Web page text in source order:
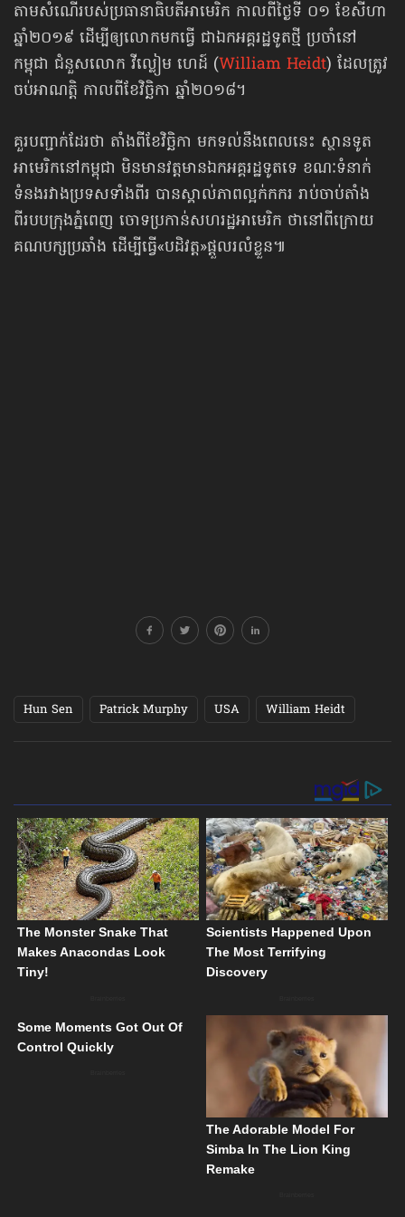
តាម​សំណើ​របស់ប្រធានាធិបតីអាមេរិក ​កាល​ពី​ថ្ងៃទី ​០១ ​ខែសីហា
​ឆ្នាំ២០១៩​ ដើម្បី​ឲ្យ​​លោកមកធ្វើ ជា​ឯក​អគ្គរដ្ឋ​ទូត​ថ្មី​ ប្រចាំ​នៅ​
កម្ពុជា​ ជំនួស​លោក វីល្លៀម ហេដ៍ (William ​Heidt) ​ដែល​ត្រូវ​
ចប់​អាណត្តិ ​កាល​ពី​ខែ​វិច្ឆិកា ​ឆ្នាំ​២០១៨​។
គួរបញ្ជាក់ដែរថា តាំងពីខែវិច្ឆិកា មកទល់នឹងពេលនេះ ស្ថានទូត
អាមេរិកនៅកម្ពុជា មិនមានវត្តមានឯកអគ្គរដ្ឋទូតទេ ខណៈទំនាក់
ទំនងរវាងប្រទសទាំងពីរ បានស្គាល់ភាពល្អក់កករ រាប់ចាប់តាំង
ពីរបបក្រុងភ្នំពេញ ចោទប្រកាន់សហរដ្ឋអាមេរិក ថានៅពីក្រោយ
គណបក្សប្រឆាំង ដើម្បីធ្វើ«បដិវត្ត»ផ្ដួលរលំខ្លួន៕
Hun Sen Patrick Murphy USA William Heidt